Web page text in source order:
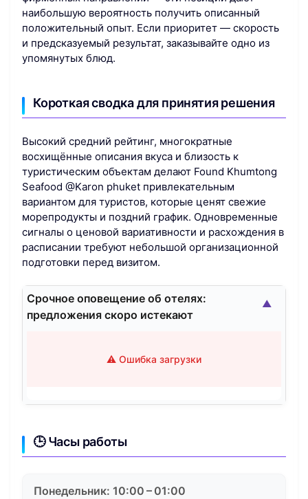
наибольшую вероятность получить описанный
положительный опыт. Если приоритет — скорость
и предсказуемый результат, заказывайте одно из
упомянутых блюд.
Короткая сводка для принятия решения
Высокий средний рейтинг, многократные
восхищённые описания вкуса и близость к
туристическим объектам делают Found Khumtong
Seafood @Karon phuket привлекательным
вариантом для туристов, которые ценят свежие
морепродукты и поздний график. Одновременные
сигналы о ценовой вариативности и расхождения в
расписании требуют небольшой организационной
подготовки перед визитом.
Срочное оповещение об отелях:
предложения скоро истекают
⚠️ Ошибка загрузки
▲
🕒 Часы работы
Понедельник: 10:00 – 01:00